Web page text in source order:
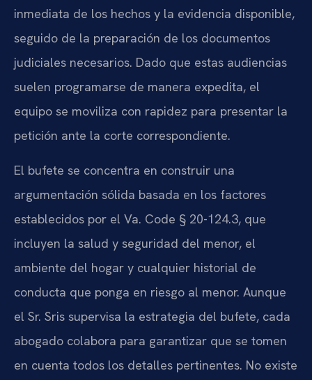
inmediata de los hechos y la evidencia disponible,
seguido de la preparación de los documentos
judiciales necesarios. Dado que estas audiencias
suelen programarse de manera expedita, el
equipo se moviliza con rapidez para presentar la
petición ante la corte correspondiente.
El bufete se concentra en construir una
argumentación sólida basada en los factores
establecidos por el Va. Code § 20-124.3, que
incluyen la salud y seguridad del menor, el
ambiente del hogar y cualquier historial de
conducta que ponga en riesgo al menor. Aunque
el Sr. Sris supervisa la estrategia del bufete, cada
abogado colabora para garantizar que se tomen
en cuenta todos los detalles pertinentes. No existe